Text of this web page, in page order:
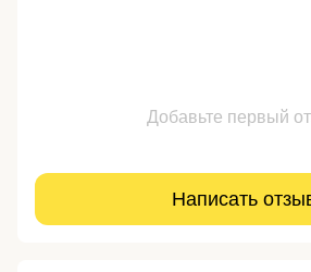
Добавьте первый
Написать